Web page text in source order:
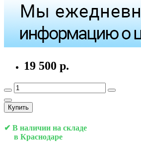
19 500 р.
Купить
✔ В наличии на складе
в Краснодаре